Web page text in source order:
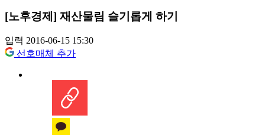
[노후경제] 재산물림 슬기롭게 하기
입력 2016-06-15 15:30
선호매체 추가